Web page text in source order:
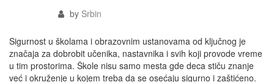
by Srbin
Sigurnost u školama i obrazovnim ustanovama od ključnog je
značaja za dobrobit učenika, nastavnika i svih koji provode vreme
u tim prostorima. Škole nisu samo mesta gde deca stiču znanje
već i okruženje u kojem treba da se osećaju sigurno i zaštićeno.